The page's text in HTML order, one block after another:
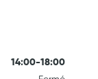
14:00-18:00